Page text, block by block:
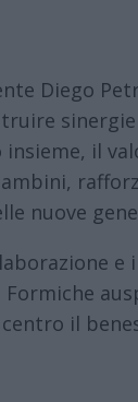
Diego
il
nuove
e
il